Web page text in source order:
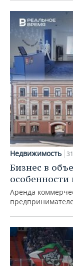
Недвижимость
Бизнес в
Аренда